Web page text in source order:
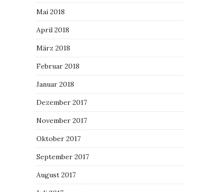
Mai 2018
April 2018
März 2018
Februar 2018
Januar 2018
Dezember 2017
November 2017
Oktober 2017
September 2017
August 2017